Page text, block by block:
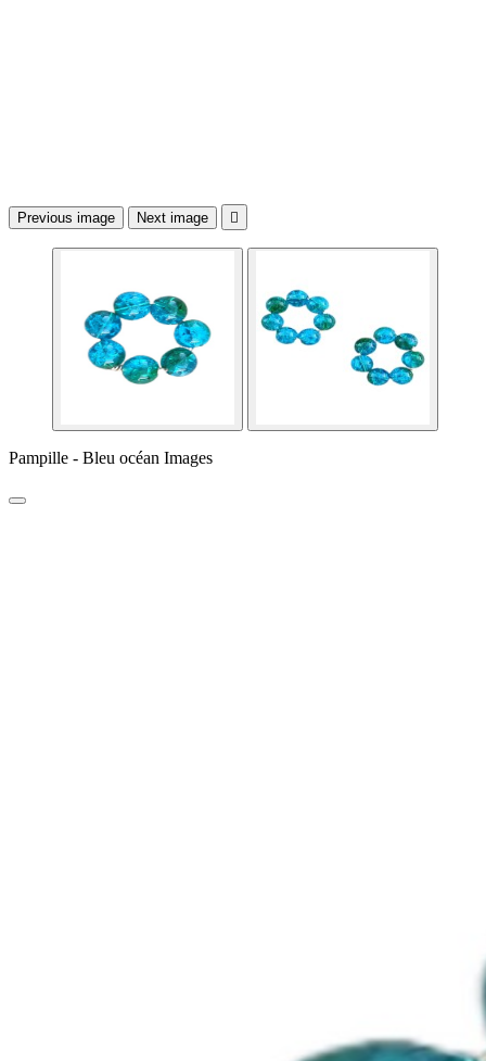
Previous image Next image 
Pampille - Bleu océan Images